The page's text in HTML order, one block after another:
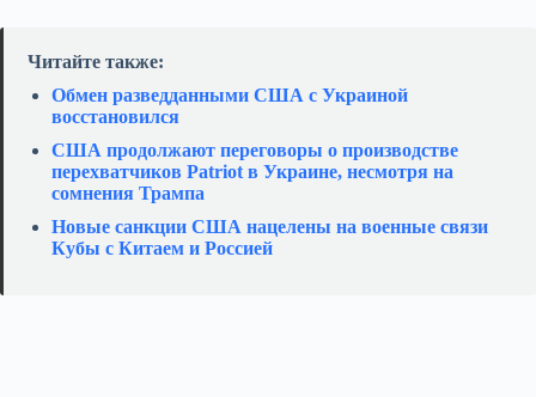
Читайте также:
Обмен разведданными США с Украиной
восстановился
США продолжают переговоры о производстве
перехватчиков Patriot в Украине, несмотря на
сомнения Трампа
Новые санкции США нацелены на военные связи
Кубы с Китаем и Россией